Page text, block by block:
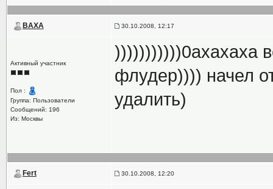
BAXA 30.10.2008, 12:17
Активный участник
Пол :
Группа: Пользователи
Сообщений: 196
Из: Москвы
)))))))))))0ахахаха
флудер)))) начел
удалить)
Fert 30.10.2008, 12:20